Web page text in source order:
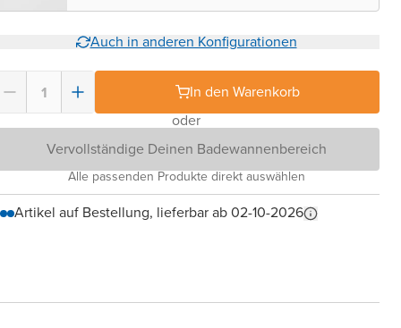
Auch in anderen Konfigurationen
In den Warenkorb
oder
Vervollständige Deinen Badewannenbereich
Alle passenden Produkte direkt auswählen
Artikel auf Bestellung, lieferbar ab 02-10-2026